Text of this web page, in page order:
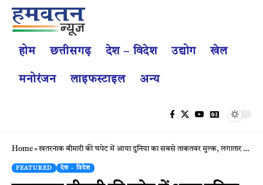
होम छत्तीसगढ़ देश – विदेश उद्योग खेल
मनोरंजन लाइफस्टाइल अन्य
Home»खतरनाक बीमारी की चपेट में आया दुनिया का सबसे ताकतवर मुल्क, लगातार बढ़ रही मरीजों की संख्या
FEATURED देश - विदेश